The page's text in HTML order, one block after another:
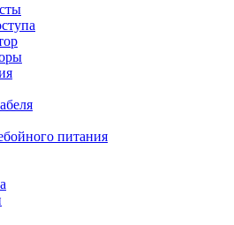
питания